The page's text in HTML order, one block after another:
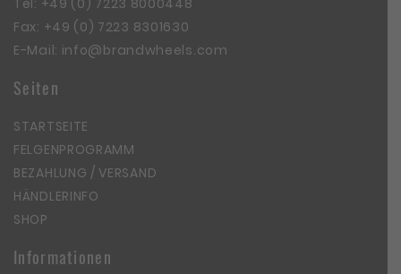
Fax: +49 (0) 7223 8301630
E-Mail: info@brandwheels.com
Seiten
STARTSEITE
FELGENPROGRAMM
BEZAHLUNG / VERSAND
HÄNDLERINFO
SHOP
Informationen